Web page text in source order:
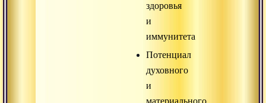
здоровья
и
иммунитета
Потенциал
духовного
и
материального